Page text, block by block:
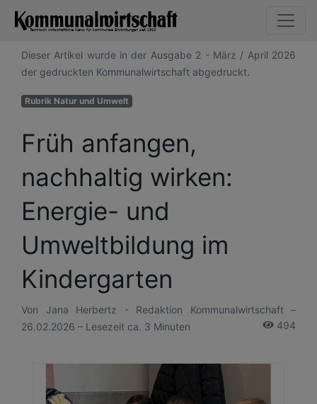
Dieser Artikel wurde in der Ausgabe 2 - März / April 2026
der gedruckten Kommunalwirtschaft abgedruckt.
Rubrik Natur und Umwelt
Früh anfangen,
nachhaltig wirken:
Energie- und
Umweltbildung im
Kindergarten
Von Jana Herbertz - Redaktion Kommunalwirtschaft –
26.02.2026 – Lesezeit ca. 3 Minuten
494